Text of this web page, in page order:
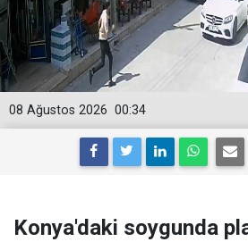
00:34
08 Ağustos 2026
Konya'daki soygunda